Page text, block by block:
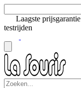
Laagste prijsgarantie
testrijden